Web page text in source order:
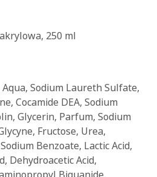
250 ml
Sodium Laureth Sulfate,
Cocamide DEA, Sodium
Glycerin, Parfum, Sodium
Fructose, Urea,
Benzoate, Lactic Acid,
Dehydroacetic Acid,